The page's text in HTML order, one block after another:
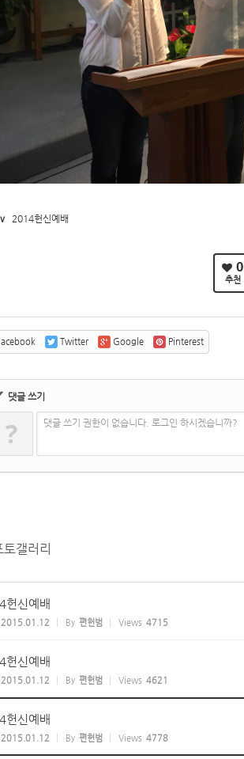
2014헌신예배
0
추천
Twitter Google Pinterest
댓글 쓰기
? 댓글 쓰기 권한이 없습니다. 로그인 하시겠습니까?
토갤러리
헌신예배
2015.01.12 By 편헌범 Views 4715
헌신예배
2015.01.12 By 편헌범 Views 4621
헌신예배
2015.01.12 By 편헌범 Views 4778